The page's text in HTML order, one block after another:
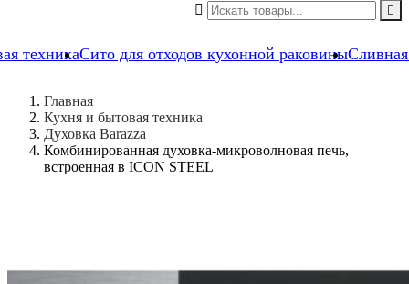
техникаСито для отходов кухонной раковины
 
Главная
Кухня и бытовая техника
Духовка Barazza
Комбинированная духовка-микроволновая печь,
встроенная в ICON STEEL